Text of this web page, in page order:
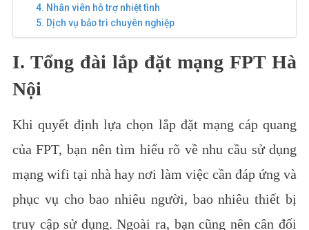
4. Nhân viên hỗ trợ nhiệt tình
5. Dịch vụ bảo trì chuyên nghiệp
I. Tổng đài lắp đặt mạng FPT Hà
Nội
Khi quyết định lựa chọn lắp đặt mạng cáp quang
của FPT, bạn nên tìm hiểu rõ về nhu cầu sử dụng
mạng wifi tại nhà hay nơi làm việc cần đáp ứng và
phục vụ cho bao nhiêu người, bao nhiêu thiết bị
truy cập sử dụng.Ngoài ra, bạn cũng nên cân đối